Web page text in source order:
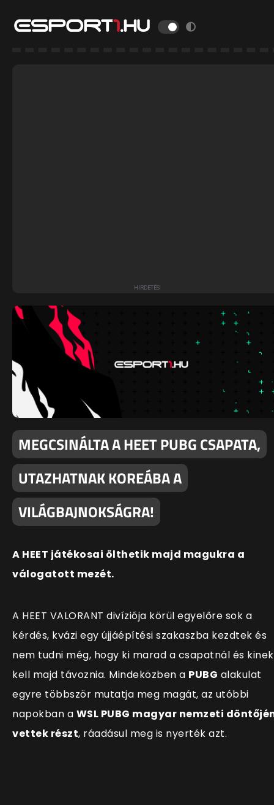
MEGCSINÁLTA A HEET PUBG CSAPATA,
UTAZHATNAK KOREÁBA A
VILÁGBAJNOKSÁGRA!
A HEET játékosai ölthetik majd magukra a
válogatott mezét.
A HEET VALORANT divíziója körül egyelőre sok a
kérdés, kvázi egy újjáépítési szakaszba kezdtek és
nem tudni még, hogy ki marad a csapatnál és kinek
kell majd távoznia. Mindeközben a PUBG alakulat
egyre többször mutatja meg magát, az utóbbi
napokban a WSL PUBG magyar nemzeti
vettek részt, ráadásul meg is nyerték azt.